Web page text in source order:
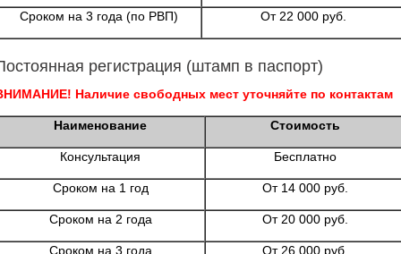
Сроком на 3 года (по РВП) От 22 000 руб.
регистрация (штамп в паспорт)
Наличие свободных мест уточняйте по контактам
Наименование Стоимость
Консультация Бесплатно
Сроком на 1 год От 14 000 руб.
Сроком на 2 года От 20 000 руб.
Сроком на 3 года От 26 000 руб.